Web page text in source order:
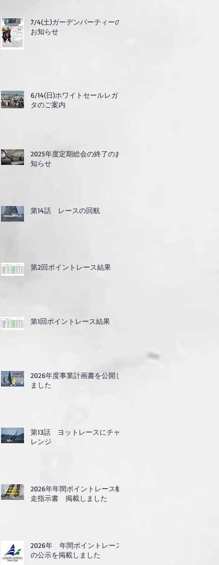
7/4(土)ガーデンパーティーの
お知らせ
6/14(日)ホワイトセールレガッ
タのご案内
2025年度定期総会の終了のお
知らせ
第14話 レースの回航
第2回ポイントレース結果
第1回ポイントレース結果
2026年度事業計画書を公開し
ました
第13話 ヨットレースにチャ
レンジ
2026年年間ポイントレース帆
走指示書 掲載しました
2026年 年間ポイントレース
の公示を掲載しました